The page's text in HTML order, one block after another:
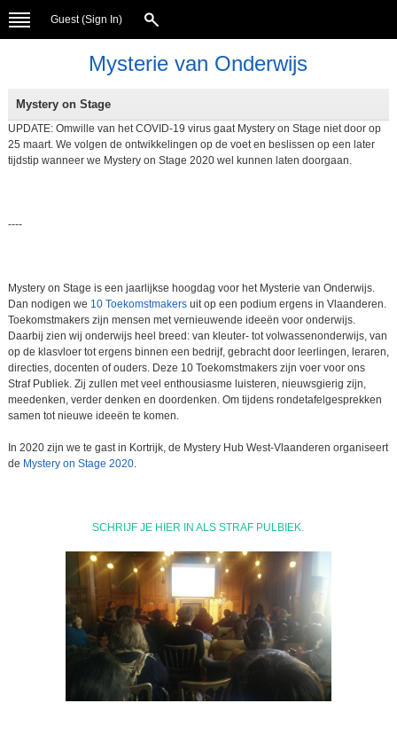
Guest (Sign In)
Mysterie van Onderwijs
Mystery on Stage
UPDATE: Omwille van het COVID-19 virus gaat Mystery on Stage niet door op
25 maart. We volgen de ontwikkelingen op de voet en beslissen op een later
tijdstip wanneer we Mystery on Stage 2020 wel kunnen laten doorgaan.
----
Mystery on Stage is een jaarlijkse hoogdag voor het Mysterie van Onderwijs.
Dan nodigen we 10 Toekomstmakersuit op een podium ergens in Vlaanderen.
Toekomstmakers zijn mensen met vernieuwende ideeën voor onderwijs.
Daarbij zien wij onderwijs heel breed: van kleuter- tot volwassenonderwijs, van
op de klasvloer tot ergens binnen een bedrijf, gebracht door leerlingen, leraren,
directies, docenten of ouders. Deze 10 Toekomstmakers zijn voer voor ons
Straf Publiek. Zij zullen met veel enthousiasme luisteren, nieuwsgierig zijn,
meedenken, verder denken en doordenken. Om tijdens rondetafelgesprekken
samen tot nieuwe ideeën te komen.
In 2020 zijn we te gast in Kortrijk, de Mystery Hub West-Vlaanderen organiseert
de Mystery on Stage 2020.
SCHRIJF JE HIER IN ALS STRAF PULBIEK.